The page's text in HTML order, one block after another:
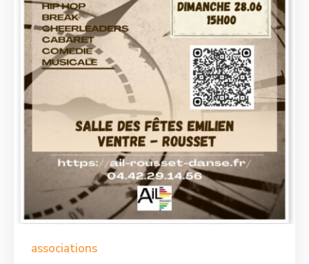
associations